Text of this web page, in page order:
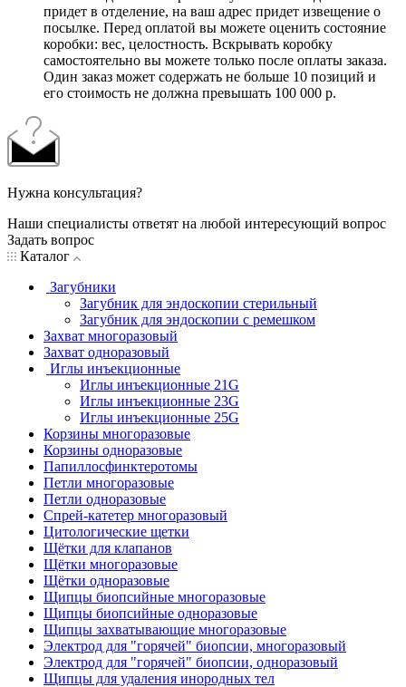
придет в отделение, на ваш адрес придет извещение о
посылке. Перед оплатой вы можете оценить состояние
коробки: вес, целостность. Вскрывать коробку
самостоятельно вы можете только после оплаты заказа.
Один заказ может содержать не больше 10 позиций и
его стоимость не должна превышать 100 000 р.
Нужна консультация?
Наши специалисты ответят на любой интересующий вопрос
Задать вопрос
Каталог
Загубники
Загубник для эндоскопии стерильный
Загубник для эндоскопии с ремешком
Захват многоразовый
Захват одноразовый
Иглы инъекционные
Иглы инъекционные 21G
Иглы инъекционные 23G
Иглы инъекционные 25G
Корзины многоразовые
Корзины одноразовые
Папиллосфинктеротомы
Петли многоразовые
Петли одноразовые
Спрей-катетер многоразовый
Цитологические щетки
Щётки для клапанов
Щётки многоразовые
Щётки одноразовые
Щипцы биопсийные многоразовые
Щипцы биопсийные одноразовые
Щипцы захватывающие многоразовые
Электрод для "горячей" биопсии, многоразовый
Электрод для "горячей" биопсии, одноразовый
Щипцы для удаления инородных тел